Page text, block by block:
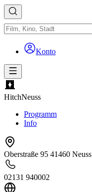
Konto
HitchNeuss
Programm
Info
Oberstraße 95 41460 Neuss
02131 940002